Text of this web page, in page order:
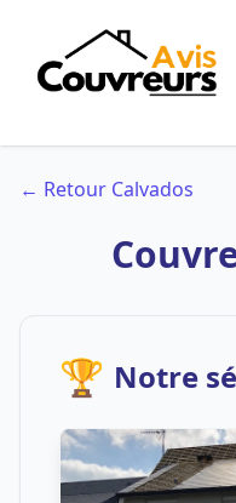
← Retour Calvados
🏆 Notre